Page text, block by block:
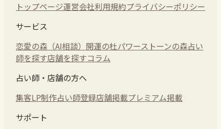
トップページ運営会社利用規約プライバシーポリシー
サービス
恋愛の森（AI相談） 開運の杜パワーストーンの森占い
師を探す店舗を探すコラム
占い師・店舗の方へ
集客LP制作占い師登録店舗掲載プレミアム掲載
サポート